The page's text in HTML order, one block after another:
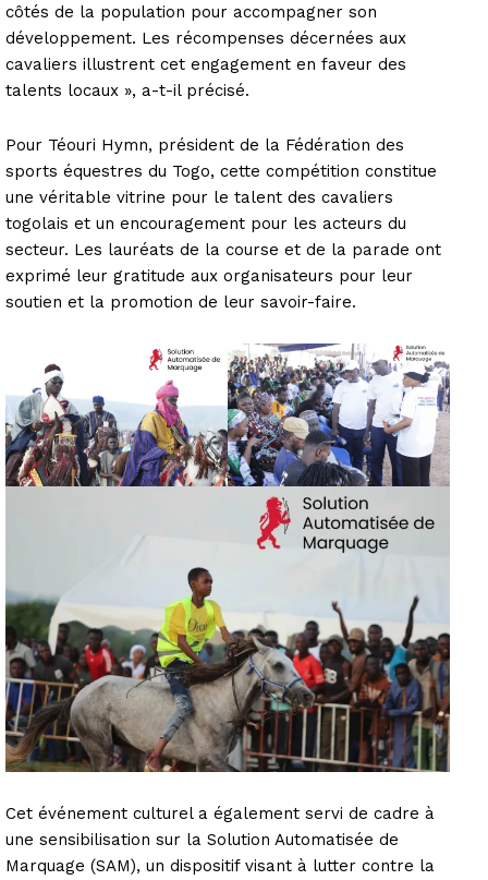
côtés de la population pour accompagner son
développement. Les récompenses décernées aux
cavaliers illustrent cet engagement en faveur des
talents locaux », a-t-il précisé.
Pour Téouri Hymn, président de la Fédération des
sports équestres du Togo, cette compétition constitue
une véritable vitrine pour le talent des cavaliers
togolais et un encouragement pour les acteurs du
secteur. Les lauréats de la course et de la parade ont
exprimé leur gratitude aux organisateurs pour leur
soutien et la promotion de leur savoir-faire.
Cet événement culturel a également servi de cadre à
une sensibilisation sur la Solution Automatisée de
Marquage (SAM), un dispositif visant à lutter contre la